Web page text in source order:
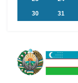
30 31